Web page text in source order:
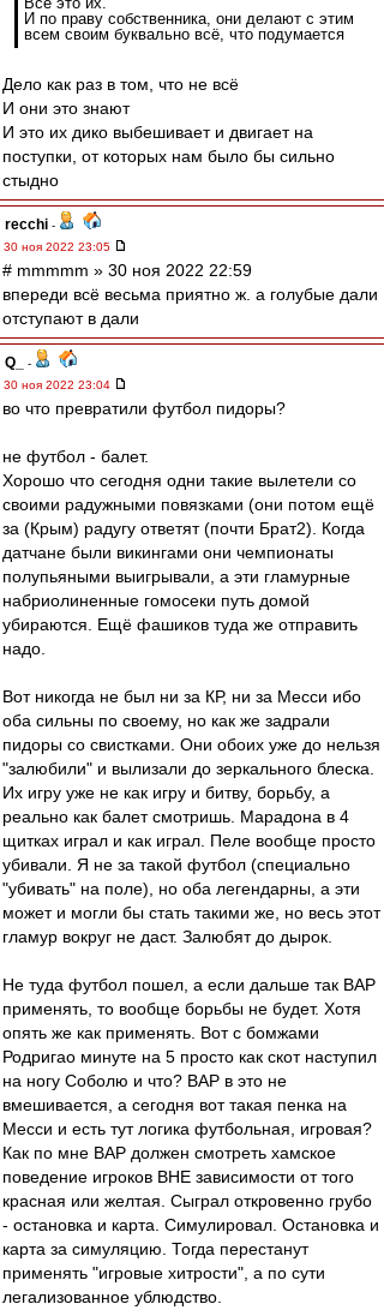
И по праву собственника, они делают с этим
всем своим буквально всё, что подумается
Дело как раз в том, что не всё
И они это знают
И это их дико выбешивает и двигает на
поступки, от которых нам было бы сильно
стыдно
recchi -
30 ноя 2022 23:05
# mmmmm » 30 ноя 2022 22:59
впереди всё весьма приятно ж. а голубые дали
отступают в дали
Q_
-
30 ноя 2022 23:04
во что превратили футбол пидоры?
не футбол - балет.
Хорошо что сегодня одни такие вылетели со
своими радужными повязками (они потом ещё
за (Крым) радугу ответят (почти Брат2). Когда
датчане были викингами они чемпионаты
полупьяными выигрывали, а эти гламурные
набриолиненные гомосеки путь домой
убираются. Ещё фашиков туда же отправить
надо.
Вот никогда не был ни за КР, ни за Месси ибо
оба сильны по своему, но как же задрали
пидоры со свистками. Они обоих уже до нельзя
"залюбили" и вылизали до зеркального блеска.
Их игру уже не как игру и битву, борьбу, а
реально как балет смотришь. Марадона в 4
щитках играл и как играл. Пеле вообще просто
убивали. Я не за такой футбол (специально
"убивать" на поле), но оба легендарны, а эти
может и могли бы стать такими же, но весь этот
гламур вокруг не даст. Залюбят до дырок.
Не туда футбол пошел, а если дальше так ВАР
применять, то вообще борьбы не будет. Хотя
опять же как применять. Вот с бомжами
Родригао минуте на 5 просто как скот наступил
на ногу Соболю и что? ВАР в это не
вмешивается, а сегодня вот такая пенка на
Месси и есть тут логика футбольная, игровая?
Как по мне ВАР должен смотреть хамское
поведение игроков ВНЕ зависимости от того
красная или желтая. Сыграл откровенно грубо
- остановка и карта. Симулировал. Остановка и
карта за симуляцию. Тогда перестанут
применять "игровые хитрости", а по сути
легализованное ублюдство.